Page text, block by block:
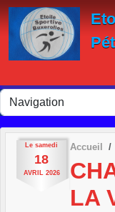
Le samedi
18
AVRIL 2026
Accueil
LA
Panneau de gestion